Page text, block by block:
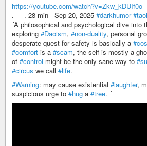
https://youtube.com/watch?v=Zkw_kDUIf0o
. -- -.-28 min---Sep 20, 2025 #darkhumor
´A philosophical and psychological dive into
exploring #Daoism, #non-duality, personal
desperate quest for safety is basically a
#comfort is a #scam, the self is mostly a
of #control might be the only sane way to
#circus we call #life.
#Warning: may cause existential #laughter,
suspicious urge to #hug a #tree. ´